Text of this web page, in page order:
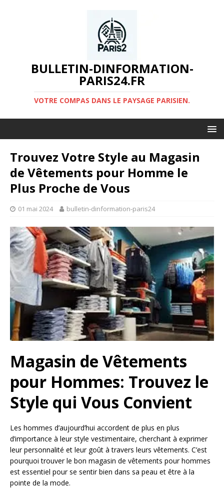
BULLETIN-DINFORMATION-
PARIS24.FR
VOTRE COMPAS DANS LE PAYSAGE PARISIEN.
Trouvez Votre Style au Magasin
de Vêtements pour Homme le
Plus Proche de Vous
01 mai 2024 bulletin-dinformation-paris24
Magasin de Vêtements
pour Hommes: Trouvez le
Style qui Vous Convient
Les hommes d’aujourd’hui accordent de plus en plus
d’importance à leur style vestimentaire, cherchant à exprimer
leur personnalité et leur goût à travers leurs vêtements. C’est
pourquoi trouver le bon magasin de vêtements pour hommes
est essentiel pour se sentir bien dans sa peau et être à la
pointe de la mode.